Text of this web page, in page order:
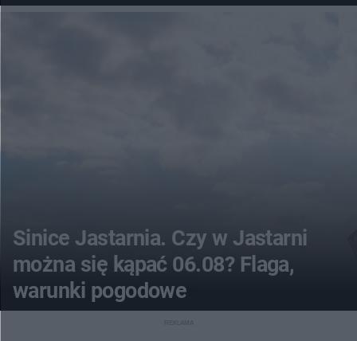
Sinice Jastarnia. Czy w Jastarni
można się kąpać 06.08? Flaga,
warunki pogodowe